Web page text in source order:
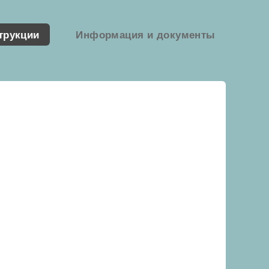
Информация и документы